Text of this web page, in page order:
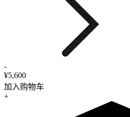
-
¥5,600
加入购物车
+